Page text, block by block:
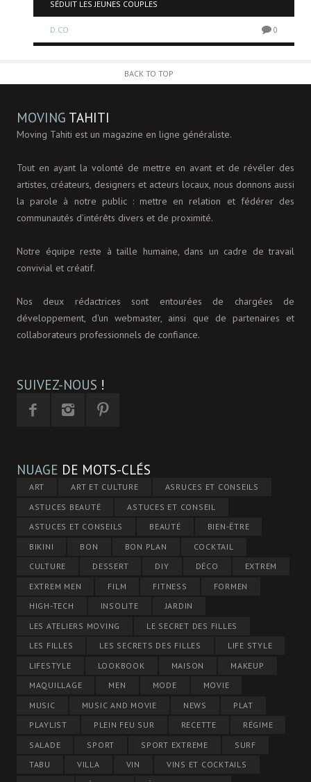
SÉDUIT LES JEUNES COUPLES
D.CO 0
BACK TO TOP
MOVING TAHITI
Moving Tahiti est un magazine en ligne généraliste.
Tout en ayant la volonté de mettre en avant et de révéler des
artistes, créateurs, designers et acteurs locaux, nous donnons aussi
la parole à notre public : mettre en relation et fédérer des
communautés d’intérêts divers et de proximité.
Notre équipe reste à taille humaine, dans un cadre de travail
convivial et créatif.
Nos deux rédactrices sont entourées de chargées de
développement, d'un webmaster, ainsi que de partenaires et
collaborateurs professionnels de confiance.
SUIVEZ-NOUS !
NUAGE DE MOTS-CLÉS
ART ART ET CULTURE
ASRUCES ET CONSEILS
ASTUCES BEAUTÉ
ASTUCES ET CONSEIL
ASTUCES ET CONSEILS
BEAUTÉ
BIEN-ÊTRE
BIKINI
BON BON PLAN
COCKTAIL
CULTURE
DESSERT DIY DÉCO
EXTREM
EXTREM MEN
FILM FITNESS
FORMEN
HIGH-TECH
INSOLITE
JARDIN
LES ATELIERS MOVING
LE SECRET DES FILLES
LES FILLES
LES SECRETS DES FILLES
LIFE STYLE
LIFESTYLE
LOOKBOOK MAISON
MAKEUP
MAQUILLAGE
MEN MODE
MOVIE
MUSIC
MUSIC AND MOVIE NEWS
PLAT
PLAYLIST
PLEIN FEU SUR RECETTE
RÉGIME
SALADE
SPORT SPORT EXTREME
SURF
TABU
VILLA VIN
VINS ET COCKTAILS